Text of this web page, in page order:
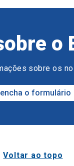
o
sobre os
o formulário
Voltar ao topo